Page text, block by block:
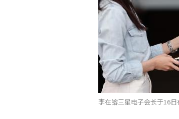
李在镕三星电子会长于16